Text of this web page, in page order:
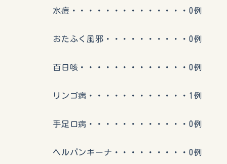
水痘・・・・・・・・・・・・・・0例
おたふく風邪・・・・・・・・・・0例
百日咳・・・・・・・・・・・・・0例
リンゴ病・・・・・・・・・・・・1例
手足口病・・・・・・・・・・・・0例
ヘルパンギーナ・・・・・・・・・0例